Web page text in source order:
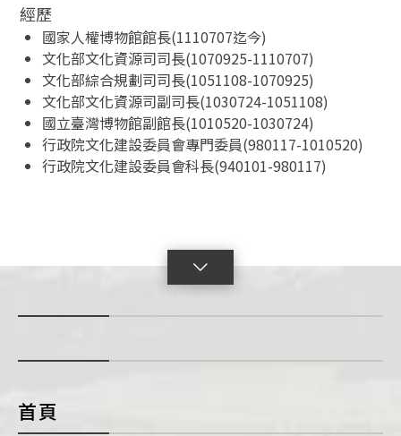
經歷
國家人權博物館館長(1110707迄今)
文化部文化資源司司長(1070925-1110707)
文化部綜合規劃司司長(1051108-1070925)
文化部文化資源司副司長(1030724-1051108)
國立臺灣博物館副館長(1010520-1030724)
行政院文化建設委員會專門委員(980117-1010520)
行政院文化建設委員會科長(940101-980117)
首頁